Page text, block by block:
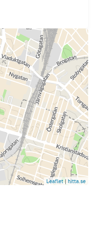
Leaflet | hitta.se